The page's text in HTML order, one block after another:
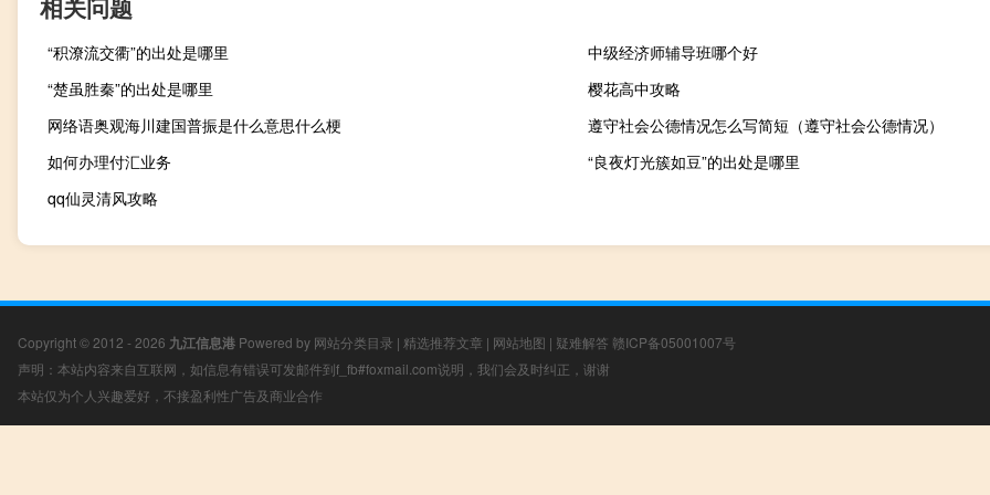
相关问题
“积潦流交衢”的出处是哪里
中级经济师辅导班哪个好
“楚虽胜秦”的出处是哪里
樱花高中攻略
网络语奥观海川建国普振是什么意思什么梗
遵守社会公德情况怎么写简短（遵守社会公德情况）
如何办理付汇业务
“良夜灯光簇如豆”的出处是哪里
qq仙灵清风攻略
Copyright © 2012 - 2026 九江信息港 Powered by 网站分类目录 | 精选推荐文章 | 网站地图 | 疑难解答 赣ICP备05001007号
声明：本站内容来自互联网，如信息有错误可发邮件到f_fb#foxmail.com说明，我们会及时纠正，谢谢
本站仅为个人兴趣爱好，不接盈利性广告及商业合作